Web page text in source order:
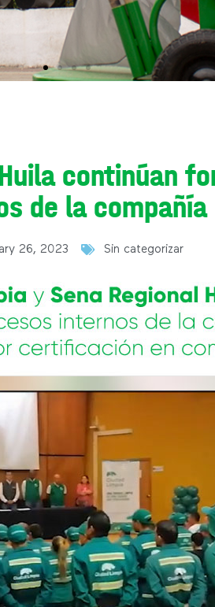
continúan
de la compañía
26, 2023 Sin categorizar